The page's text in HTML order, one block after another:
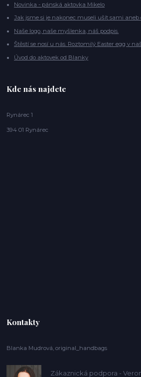
Novinka - pánská aktovka Mikelo
Jak jsme si je nakonec museli ušít sami aneb
Naše logo, naše myšlenka, náš podpis.
Štěstí se nosí u nás. Roztomilý Easter egg v
Úvod do aktovek od Blanky
Kde nás najdete
Rynárec 1
394 01 Rynárec
Kontakty
Blanka Mudrová, original_handbags
Zákaznická podpora -